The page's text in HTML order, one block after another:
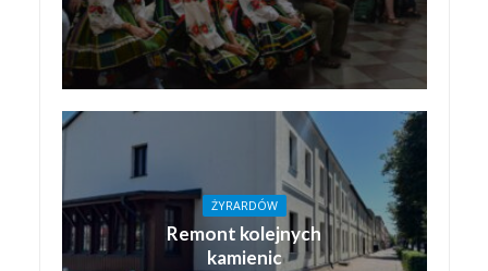
ŻYRARDÓW
Remont kolejnych
kamienic